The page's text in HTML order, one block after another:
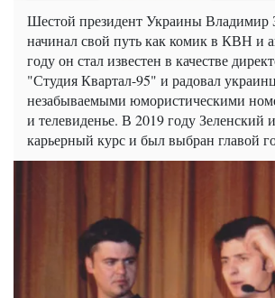
Шестой президент Украины Владимир
начинал свой путь как комик в КВН и
году он стал известен в качестве
"Студия Квартал-95" и радовал
незабываемыми юмористическими
и телевиденье. В 2019 году Зеленский
карьерный курс и был выбран главой